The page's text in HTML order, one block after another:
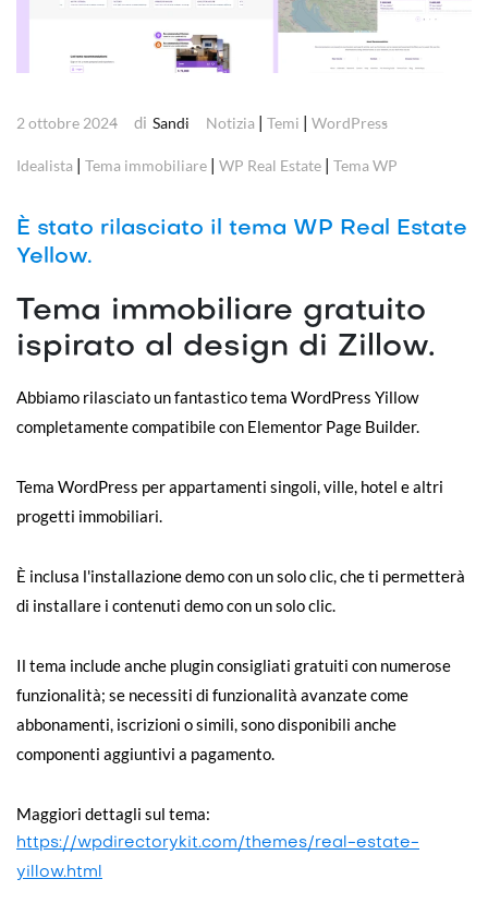
2 ottobre 2024 di Sandi Notizia Temi WordPress
Idealista Tema immobiliare WP Real Estate Tema WP
È stato rilasciato il tema WP Real Estate
Yellow.
Tema immobiliare gratuito
ispirato al design di Zillow.
Abbiamo rilasciato un fantastico tema WordPress Yillow
completamente compatibile con Elementor Page Builder.
Tema WordPress per appartamenti singoli, ville, hotel e altri
progetti immobiliari.
È inclusa l'installazione demo con un solo clic, che ti permetterà
di installare i contenuti demo con un solo clic.
Il tema include anche plugin consigliati gratuiti con numerose
funzionalità; se necessiti di funzionalità avanzate come
abbonamenti, iscrizioni o simili, sono disponibili anche
componenti aggiuntivi a pagamento.
Maggiori dettagli sul tema:
https://wpdirectorykit.com/themes/real-estate-
yillow.html